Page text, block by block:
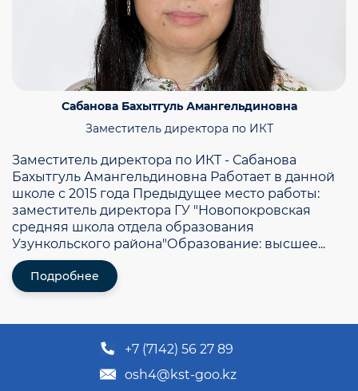
Сабанова Бахытгуль Амангельдиновна
Заместитель директора по ИКТ
Заместитель директора по ИКТ - Сабанова
Бахытгуль Амангельдиновна Работает в данной
школе с 2015 года Предыдущее место работы:
заместитель директора ГУ "Новопокровская
средняя школа отдела образования
Узункольского района" ​Образование: высшее...
Подробнее
+7 (7142) 56 27 89
osh4@kst-goo.kz